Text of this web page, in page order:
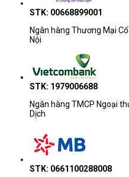
STK: 00668899001
Ngân hàng Thương Mại
Nội
STK: 1979006688
Ngân hàng TMCP Ngoại
Dịch
STK: 0661100288008